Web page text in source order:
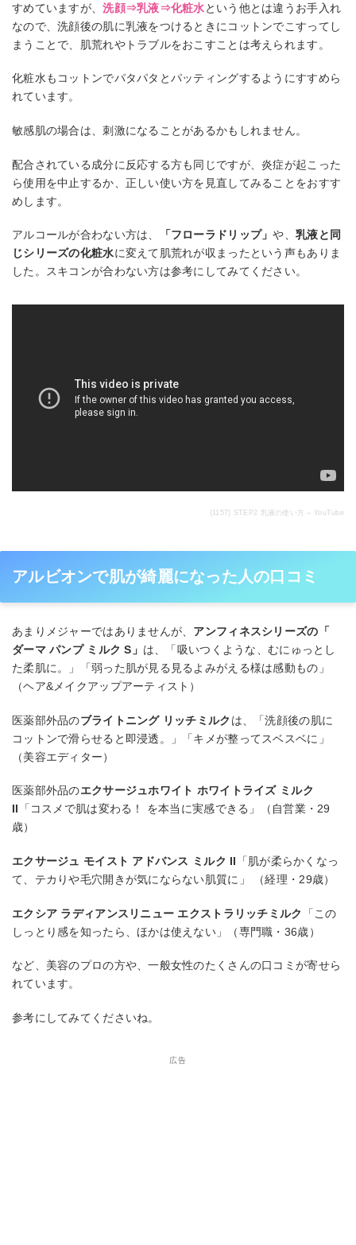
すめていますが、洗顔⇒乳液⇒化粧水という他とは違うお手入れ
なので、洗顔後の肌に乳液をつけるときにコットンでこすってし
まうことで、肌荒れやトラブルをおこすことは考えられます。
化粧水もコットンでパタパタとパッティングするようにすすめら
れています。
敏感肌の場合は、刺激になることがあるかもしれません。
配合されている成分に反応する方も同じですが、炎症が起こった
ら使用を中止するか、正しい使い方を見直してみることをおすす
めします。
アルコールが合わない方は、 「フローラドリップ」や、乳液と同
じシリーズの化粧水に変えて肌荒れが収まったという声もありま
した。スキコンが合わない方は参考にしてみてください。
(1157) STEP2 乳液の使い方 – YouTube
アルビオンで肌が綺麗になった人の口コミ
あまりメジャーではありませんが、 アンフィネスシリーズの「
ダーマ パンプ ミルク S」 は、「吸いつくような、むにゅっとし
た柔肌に。」「弱った肌が見る見るよみがえる様は感動もの」
（ヘア&メイクアップアーティスト）
医薬部外品のブライトニング リッチミルク は、「洗顔後の肌に
コットンで滑らせると即浸透。」「キメが整ってスベスベに」
（美容エディター）
医薬部外品のエクサージュホワイト ホワイトライズ ミルク
II 「コスメで肌は変わる！ を本当に実感できる」（自営業・29
歳）
エクサージュ モイスト アドバンス ミルク II
「肌が柔らかくなっ
て、テカりや毛穴開きが気にならない肌質に」 （経理・29歳）
エクシア ラディアンスリニュー エクストラリッチミルク
「この
しっとり感を知ったら、ほかは使えない」（専門職・36歳）
など、美容のプロの方や、一般女性のたくさんの口コミが寄せら
れています。
参考にしてみてくださいね。
広告